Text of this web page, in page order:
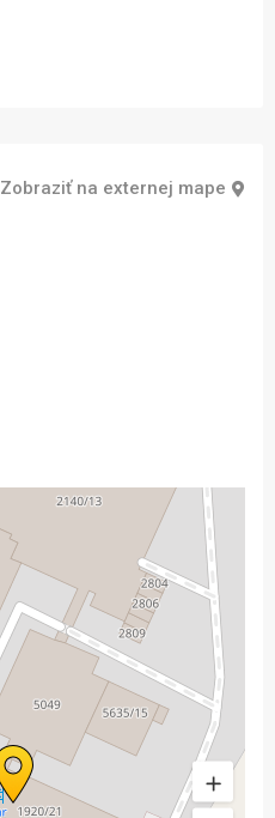
Zobraziť na externej mape